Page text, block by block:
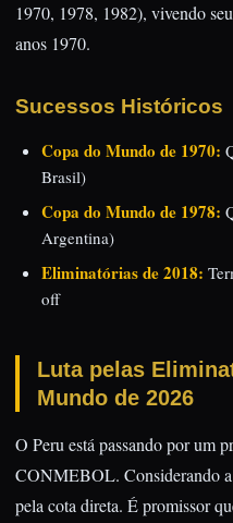
1970, 1978, 1982), vivendo
anos 1970.
Sucessos Históricos
Copa do Mundo de 1970:
Brasil)
Copa do Mundo de 1978:
Argentina)
Eliminatórias de 2018:
off
Luta pelas
Mundo de 2026
O Peru está passando por um
CONMEBOL. Considerando
pela cota direta. É promissor